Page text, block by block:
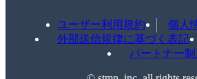
ユーザー利用規約
個人
外部送信規律に基づく表記
パートナー